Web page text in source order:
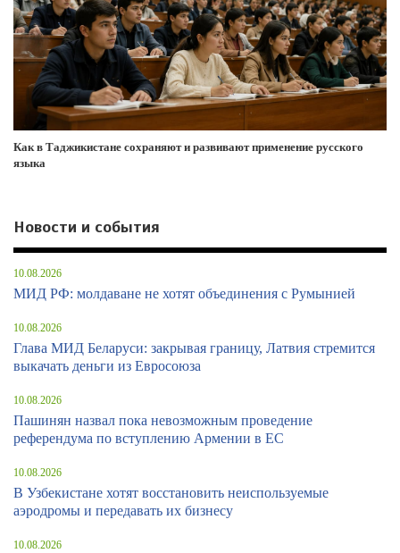
Как в Таджикистане сохраняют и развивают применение русского
языка
Новости и события
10.08.2026
МИД РФ: молдаване не хотят объединения с Румынией
10.08.2026
Глава МИД Беларуси: закрывая границу, Латвия стремится
выкачать деньги из Евросоюза
10.08.2026
Пашинян назвал пока невозможным проведение
референдума по вступлению Армении в ЕС
10.08.2026
В Узбекистане хотят восстановить неиспользуемые
аэродромы и передавать их бизнесу
10.08.2026